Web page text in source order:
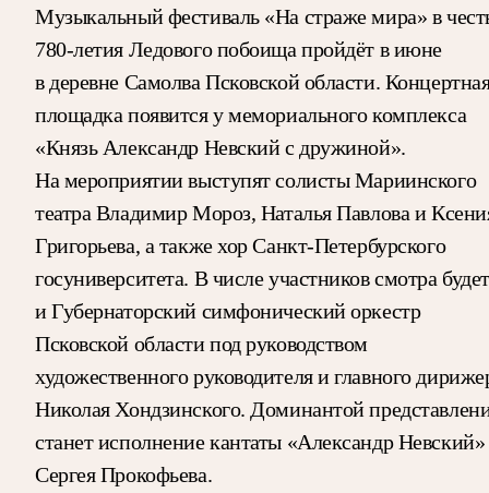
Музыкальный фестиваль «На страже мира» в
780-летия Ледового побоища пройдёт в июне
в деревне Самолва Псковской области.
площадка появится у мемориального комплекса
«Князь Александр Невский с дружиной».
На мероприятии выступят солисты Мариинского
театра Владимир Мороз, Наталья Павлова и
Григорьева, а также хор Санкт-Петербурского
госуниверситета. В числе участников смотра будет
и Губернаторский симфонический оркестр
Псковской области под руководством
художественного руководителя и главного
Николая Хондзинского. Доминантой
станет исполнение кантаты «Александр Невский»
Сергея Прокофьева.